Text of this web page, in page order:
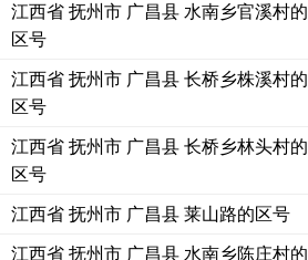
江西省 抚州市 广昌县 水南乡官溪村的
区号
江西省 抚州市 广昌县 长桥乡株溪村的
区号
江西省 抚州市 广昌县 长桥乡林头村的
区号
江西省 抚州市 广昌县 莱山路的区号
江西省 抚州市 广昌县 水南乡陈庄村的